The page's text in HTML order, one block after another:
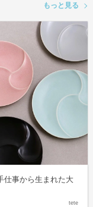
もっと見る
仕事から生まれた大
tete